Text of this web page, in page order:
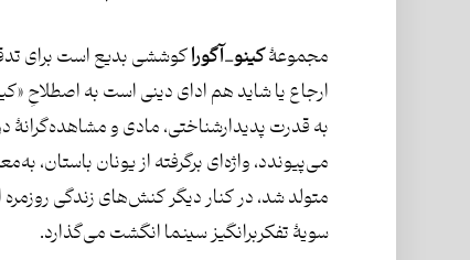
مجموعۀکینو_آگوراکوششی بدیع است برای
ارجاع یا شاید هم ادای دینی است به‌ اصطلاحِ
به قدرت پدیدارشناختی، مادی و مشاهده‌گرانۀ
می‌پیوندد، واژه‌ای برگرفته از یونان باستان،
متولد شد، در کنار دیگر کنش‌های زندگی
سویۀ تفکربرانگیز سینما انگشت می‌گذارد.